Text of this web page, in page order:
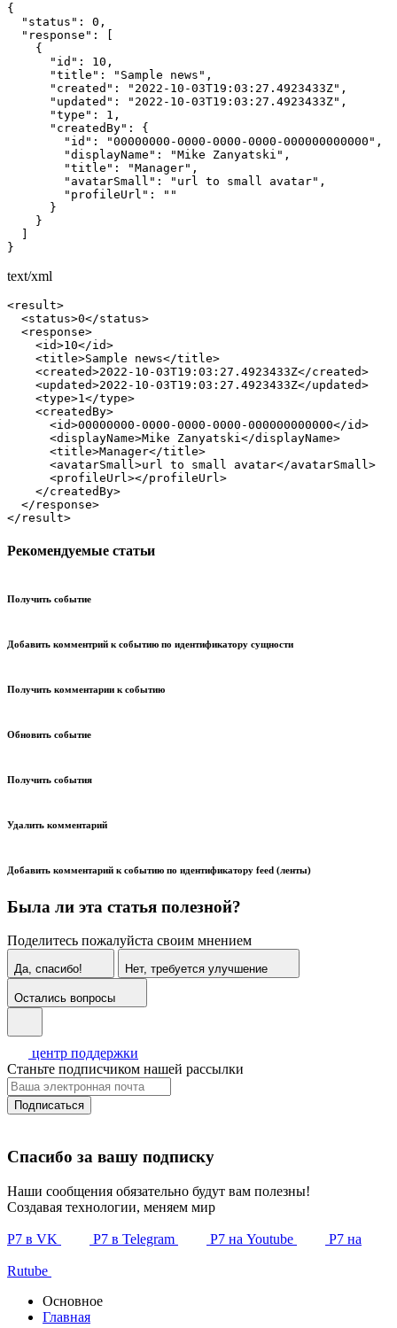
{
  "status": 0,
  "response": [
    {
      "id": 10,
      "title": "Sample news",
      "created": "2022-10-03T19:03:27.4923433Z",
      "updated": "2022-10-03T19:03:27.4923433Z",
      "type": 1,
      "createdBy": {
        "id": "00000000-0000-0000-0000-000000000000",
        "displayName": "Mike Zanyatski",
        "title": "Manager",
        "avatarSmall": "url to small avatar",
        "profileUrl": ""
      }
    }
  ]
}
text/xml
<result>
  <status>0</status>
  <response>
    <id>10</id>
    <title>Sample news</title>
    <created>2022-10-03T19:03:27.4923433Z</created>
    <updated>2022-10-03T19:03:27.4923433Z</updated>
    <type>1</type>
    <createdBy>
      <id>00000000-0000-0000-0000-000000000000</id>
      <displayName>Mike Zanyatski</displayName>
      <title>Manager</title>
      <avatarSmall>url to small avatar</avatarSmall>
      <profileUrl></profileUrl>
    </createdBy>
  </response>
</result>
Рекомендуемые статьи
Получить событие
Добавить комментрий к событию по идентификатору сущности
Получить комментарии к событию
Обновить событие
Получить события
Удалить комментарий
Добавить комментарий к событию по идентификатору feed (ленты)
Была ли эта статья полезной?
Поделитесь пожалуйста своим мнением
Да, спасибо! Нет, требуется улучшение
Остались вопросы
центр поддержки
Станьте подписчиком нашей рассылки
Подписаться
Спасибо за вашу подписку
Наши сообщения обязательно будут вам полезны!
Создавая технологии, меняем мир
Р7 в VK Р7 в Telegram Р7 на Youtube Р7 на
Rutube
Основное
Главная